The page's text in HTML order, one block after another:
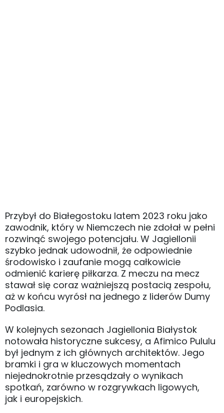
Przybył do Białegostoku latem 2023 roku jako
zawodnik, który w Niemczech nie zdołał w pełni
rozwinąć swojego potencjału. W Jagiellonii
szybko jednak udowodnił, że odpowiednie
środowisko i zaufanie mogą całkowicie
odmienić karierę piłkarza. Z meczu na mecz
stawał się coraz ważniejszą postacią zespołu,
aż w końcu wyrósł na jednego z liderów Dumy
Podlasia.
W kolejnych sezonach Jagiellonia Białystok
notowała historyczne sukcesy, a Afimico Pululu
był jednym z ich głównych architektów. Jego
bramki i gra w kluczowych momentach
niejednokrotnie przesądzały o wynikach
spotkań, zarówno w rozgrywkach ligowych,
jak i europejskich.